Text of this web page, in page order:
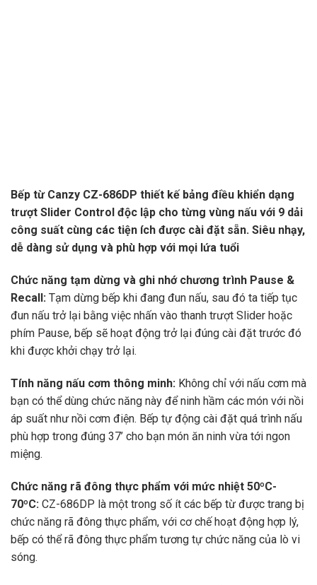
Bếp từ Canzy CZ-686DP thiết kế bảng điều khiển dạng
trượt Slider Control độc lập cho từng vùng nấu với 9 dải
công suất cùng các tiện ích được cài đặt sẵn. Siêu nhạy,
dễ dàng sử dụng và phù hợp với mọi lứa tuổi
Chức năng tạm dừng và ghi nhớ chương trình Pause &
Recall: Tạm dừng bếp khi đang đun nấu, sau đó ta tiếp tục
đun nấu trở lại bằng việc nhấn vào thanh trượt Slider hoặc
phím Pause, bếp sẽ hoạt động trở lại đúng cài đặt trước đó
khi được khởi chạy trở lại.
Tính năng nấu cơm thông minh: Không chỉ với nấu cơm mà
bạn có thể dùng chức năng này để ninh hầm các món với nồi
áp suất như nồi cơm điện. Bếp tự động cài đặt quá trình nấu
phù hợp trong đúng 37’ cho bạn món ăn ninh vừa tới ngon
miệng.
Chức năng rã đông thực phẩm với mức nhiệt 50ºC-
70ºC: CZ-686DP là một trong số ít các bếp từ được trang bị
chức năng rã đông thực phẩm, với cơ chế hoạt động hợp lý,
bếp có thể rã đông thực phẩm tương tự chức năng của lò vi
sóng.